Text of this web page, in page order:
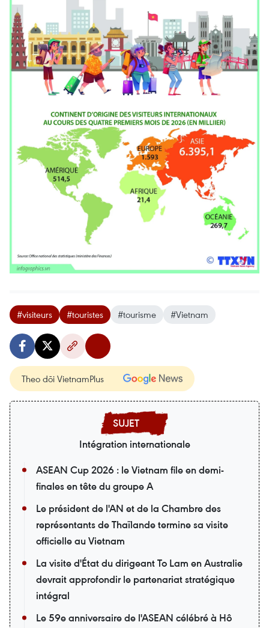
#visiteurs #touristes #tourisme #Vietnam
Theo dõi VietnamPlus
Intégration internationale
ASEAN Cup 2026 : le Vietnam file en demi-
finales en tête du groupe A
Le président de l'AN et de la Chambre des
représentants de Thaïlande termine sa visite
officielle au Vietnam
La visite d'État du dirigeant To Lam en Australie
devrait approfondir le partenariat stratégique
intégral
Le 59e anniversaire de l'ASEAN célébré à Hô